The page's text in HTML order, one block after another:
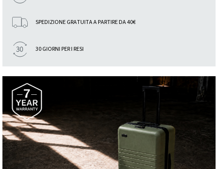
SPEDIZIONE GRATUITA A PARTIRE DA 40€
30 GIORNI PER I RESI